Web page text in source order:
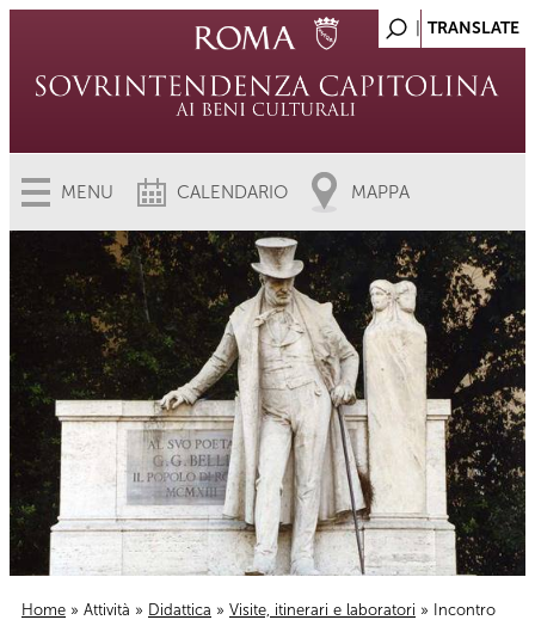
MENU CALENDARIO MAPPA
Home » Attività » Didattica » Visite, itinerari e laboratori » Incontro